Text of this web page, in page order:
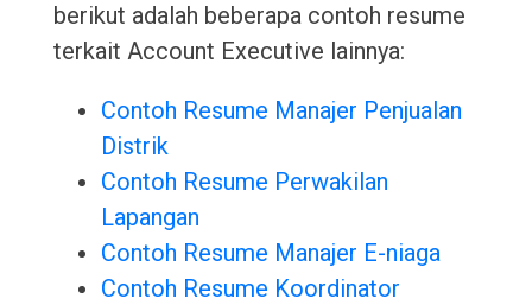
berikut adalah beberapa contoh resume
terkait Account Executive lainnya:
Contoh Resume Manajer Penjualan
Distrik
Contoh Resume Perwakilan
Lapangan
Contoh Resume Manajer E-niaga
Contoh Resume Koordinator